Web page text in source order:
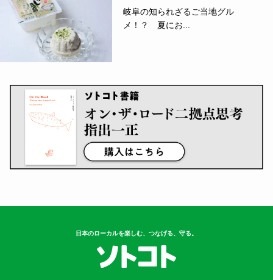
岐阜の知られざるご当地グル
メ！？ 夏にお...
日本のローカルを楽しむ、つなげる、守る。